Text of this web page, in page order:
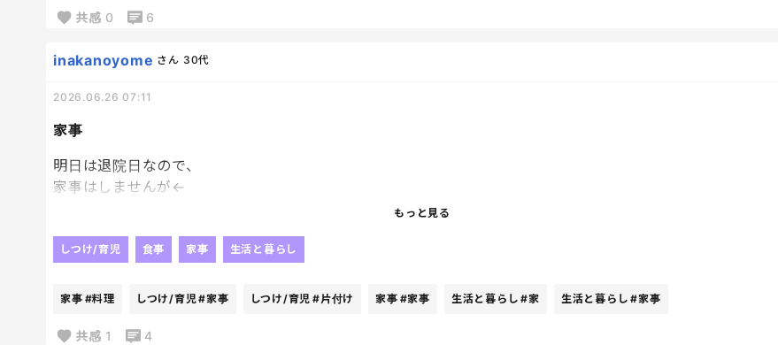
私もゆっくりコーヒー飲みながらYouTubeタイム！！
素晴らしい日だ！！
共感 0 6
家事
inakanoyome さん 30代
2026.06.26 07:11
明日は退院日なので、
家事はしませんが←
早く片付けたい。笑
細かいとこ、どうしても気になるもんね‼‼‼‼笑
でもって、
もっと見る
しつけ/育児 食事 家事 生活と暮らし
家事 #料理 しつけ/育児#家事 しつけ/育児 #片付け 家事 #家事 生活と暮らし #家 生活と暮らし #家事
共感 1 4